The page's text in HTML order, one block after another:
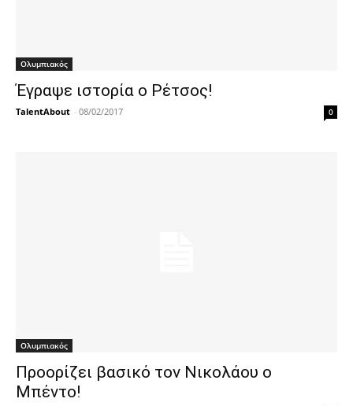
Ολυμπιακός
Έγραψε ιστορία ο Ρέτσος!
TalentAbout - 08/02/2017 0
Ολυμπιακός
Προορίζει βασικό τον Νικολάου ο
Μπέντο!